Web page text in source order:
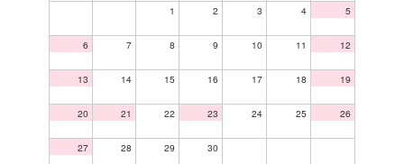
1 2 3 4 5
6 7 8 9 10 11 12
13 14 15 16 17 18 19
20 21 22 23 24 25 26
27 28 29 30